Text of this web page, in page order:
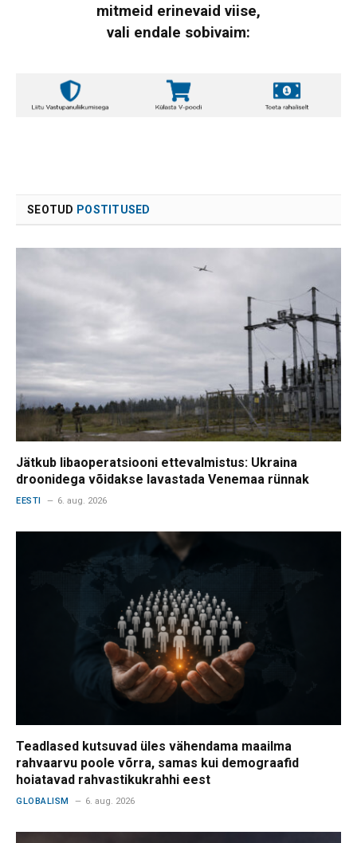
mitmeid erinevaid viise,
vali endale sobivaim:
SEOTUD POSTITUSED
Jätkub libaoperatsiooni ettevalmistus: Ukraina
droonidega võidakse lavastada Venemaa rünnak
EESTI 6. aug. 2026
Teadlased kutsuvad üles vähendama maailma
rahvaarvu poole võrra, samas kui demograafid
hoiatavad rahvastikukrahhi eest
GLOBALISM 6. aug. 2026